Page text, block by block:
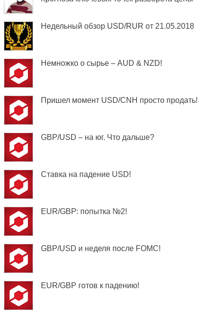
Недельный обзор USD/RUR от 21.05.2018
Немножко о сырье – AUD & NZD!
Пришел момент USD/CNH просто продать!
GBP/USD – на юг. Что дальше?
Ставка на падение USD!
EUR/GBP: попытка №2!
GBP/USD и неделя после FOMC!
EUR/GBP готов к падению!